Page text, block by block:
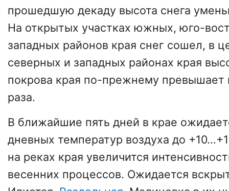
прошедшую декаду высота снега
На открытых участках южных, юго-
западных районов края снег сошел, в
северных и западных районах края
покрова края по-прежнему превышает
раза.
В ближайшие пять дней в крае
дневных температур воздуха до
на реках края увеличится
весенних процессов. Ожидается